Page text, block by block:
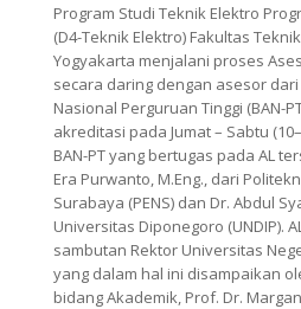
Program Studi Teknik Elektro
(D4-Teknik Elektro) Fakultas
Yogyakarta menjalani proses
secara daring dengan asesor
Nasional Perguruan Tinggi (BAN-
akreditasi pada Jumat – Sabtu
BAN-PT yang bertugas pada AL
Era Purwanto, M.Eng., dari
Surabaya (PENS) dan Dr. Abdul
Universitas Diponegoro (UNDIP).
sambutan Rektor Universitas
yang dalam hal ini disampaikan
bidang Akademik, Prof. Dr.